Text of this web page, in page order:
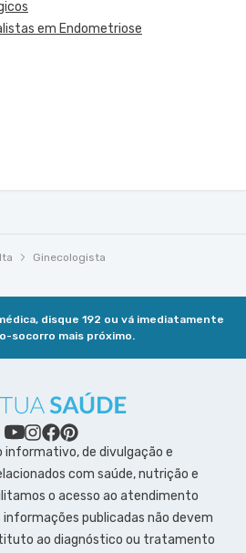
em Endometriose
Ginecologista
disque 192 ou vá imediatamente
socorro mais próximo.
informativo, de divulgação e
com saúde, nutrição e
o acesso ao atendimento
informações publicadas não devem
ao diagnóstico ou tratamento